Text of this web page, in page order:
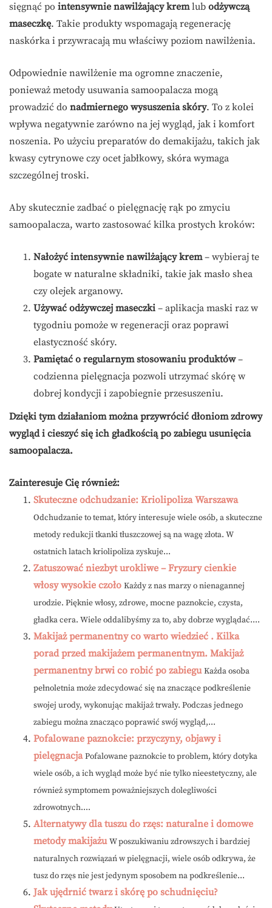
sięgnąć po intensywnie nawilżający kremlub odżywczą
maseczkę. Takie produkty wspomagają regenerację
naskórka i przywracają mu właściwy poziom nawilżenia.
Odpowiednie nawilżenie ma ogromne znaczenie,
ponieważ metody usuwania samoopalacza mogą
prowadzić do nadmiernego wysuszenia skóry. To z kolei
wpływa negatywnie zarówno na jej wygląd, jak i komfort
noszenia. Po użyciu preparatów do demakijażu, takich jak
kwasy cytrynowe czy ocet jabłkowy, skóra wymaga
szczególnej troski.
Aby skutecznie zadbać o pielęgnację rąk po zmyciu
samoopalacza, warto zastosować kilka prostych kroków:
Nałożyć intensywnie nawilżający krem– wybieraj te
bogate w naturalne składniki, takie jak masło shea
czy olejek arganowy.
Używać odżywczej maseczki – aplikacja maski raz w
tygodniu pomoże w regeneracji oraz poprawi
elastyczność skóry.
Pamiętać o regularnym stosowaniu produktów–
codzienna pielęgnacja pozwoli utrzymać skórę w
dobrej kondycji i zapobiegnie przesuszeniu.
Dzięki tym działaniom można przywrócić dłoniom zdrowy
wygląd i cieszyć się ich gładkością po zabiegu usunięcia
samoopalacza.
Zainteresuje Cię również:
Skuteczne odchudzanie: Kriolipoliza Warszawa
Odchudzanie to temat, który interesuje wiele osób, a skuteczne
metody redukcji tkanki tłuszczowej są na wagę złota. W
ostatnich latach kriolipoliza zyskuje...
Zatuszować niezbyt urokliwe – Fryzury cienkie
włosy wysokie czoło Każdy z nas marzy o nienagannej
urodzie. Pięknie włosy, zdrowe, mocne paznokcie, czysta,
gładka cera. Wiele oddalibyśmy za to, aby dobrze wyglądać....
Makijaż permanentny co warto wiedzieć . Kilka
porad przed makijażem permanentnym. Makijaż
permanentny brwi co robić po zabiegu Każda osoba
pełnoletnia może zdecydować się na znaczące podkreślenie
swojej urody, wykonując makijaż trwały. Podczas jednego
zabiegu można znacząco poprawić swój wygląd,...
Pofalowane paznokcie: przyczyny, objawy i
pielęgnacja Pofalowane paznokcie to problem, który dotyka
wiele osób, a ich wygląd może być nie tylko nieestetyczny, ale
również symptomem poważniejszych dolegliwości
zdrowotnych....
Alternatywy dla tuszu do rzęs: naturalne i domowe
metody makijażu W poszukiwaniu zdrowszych i bardziej
naturalnych rozwiązań w pielęgnacji, wiele osób odkrywa, że
tusz do rzęs nie jest jedynym sposobem na podkreślenie...
Jak ujędrnić twarz i skórę po schudnięciu?